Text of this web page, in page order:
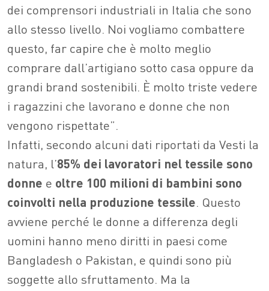
dei comprensori industriali in Italia che sono
allo stesso livello. Noi vogliamo combattere
questo, far capire che è molto meglio
comprare dall’artigiano sotto casa oppure da
grandi brand sostenibili. È molto triste vedere
i ragazzini che lavorano e donne che non
vengono rispettate”.
Infatti, secondo alcuni dati riportati da Vesti la
natura, l’85% dei lavoratori nel tessile sono
donne e oltre 100 milioni di bambini sono
coinvolti nella produzione tessile. Questo
avviene perché le donne a differenza degli
uomini hanno meno diritti in paesi come
Bangladesh o Pakistan, e quindi sono più
soggette allo sfruttamento. Ma la